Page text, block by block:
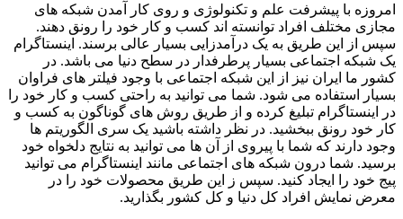
امروزه با پیشرفت علم و تکنولوژی و روی کار آمدن شبکه‌ های
مجازی مختلف افراد توانسته‌ اند کسب و کار خود را رونق دهند.
سپس از این طریق به یک درآمدزایی بسیار عالی برسند. اینستاگرام
یک شبکه اجتماعی بسیار پرطرفدار در سطح دنیا می‌ باشد. در
کشور ما ایران نیز از این شبکه اجتماعی با وجود فیلتر های فراوان
بسیار استفاده می‌ شود. شما می‌ توانید به راحتی کسب و کار خود را
در اینستاگرام تبلیغ کرده و از طریق روش‌ های گوناگون به کسب و
کار خود رونق ببخشید. در نظر داشته باشید یک سری الگوریتم‌ ها
وجود دارند که شما با پیروی از آن ها می‌ توانید به نتایج دلخواه خود
برسید. شما درون شبکه‌ های اجتماعی مانند اینستاگرام می‌ توانید
پیج خود را ایجاد کنید. سپس ز این طریق محصولات خود را در
معرض نمایش افراد کل دنیا و کل کشور بگذارید.